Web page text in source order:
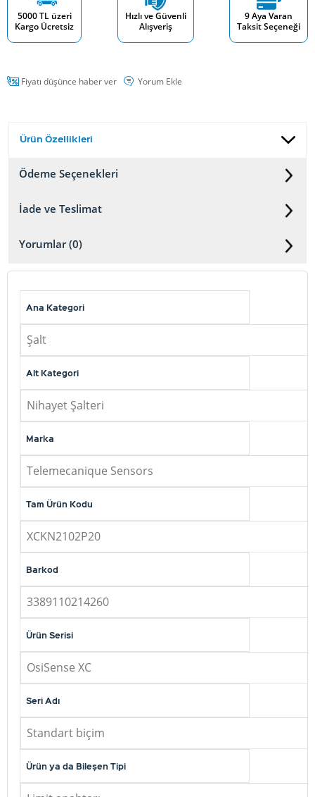
5000 TL üzeri
Kargo Ücretsiz
Hızlı ve Güvenli
Alışveriş
9 Aya Varan
Taksit Seçeneği
Fiyatı düşünce haber ver Yorum Ekle
Ürün Özellikleri
Ödeme Seçenekleri
İade ve Teslimat
Yorumlar (0)
Ana Kategori
Şalt
Alt Kategori
Nihayet Şalteri
Marka
Telemecanique Sensors
Tam Ürün Kodu
XCKN2102P20
Barkod
3389110214260
Ürün Serisi
OsiSense XC
Seri Adı
Standart biçim
Ürün ya da Bileşen Tipi